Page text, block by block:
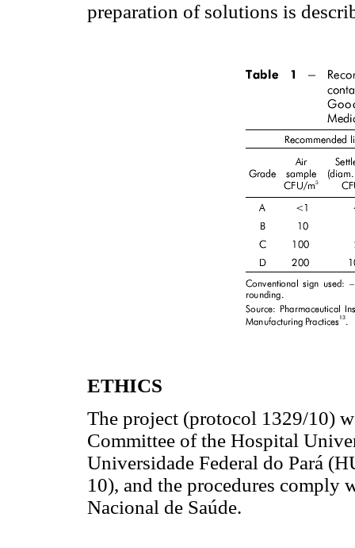
preparation of solutions is
ETHICS
The project (protocol 1329/10)
Committee of the Hospital
Universidade Federal do Pará
10), and the procedures comply
Nacional de Saúde.